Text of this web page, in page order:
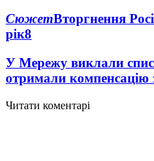
СюжетВторгнення
рік8
У Мережу виклали
отримали компенсацію
Читати коментарі